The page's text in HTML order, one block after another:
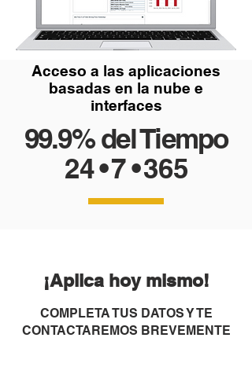
Acceso a las aplicaciones
basadas en la nube e
interfaces
99.9% del Tiempo
24•7•365
¡Aplica hoy mismo!
COMPLETA TUS DATOS Y TE
CONTACTAREMOS BREVEMENTE